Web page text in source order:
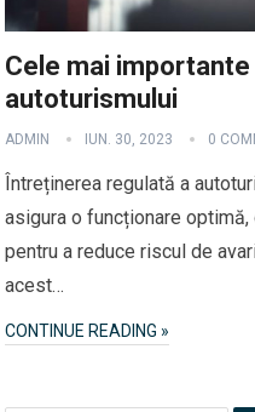
Cele mai
autoturismului
ADMIN IUN. 30, 2023 0
Întreținerea regulată a
asigura o funcționare
pentru a reduce riscul de
acest…
CONTINUE READING »